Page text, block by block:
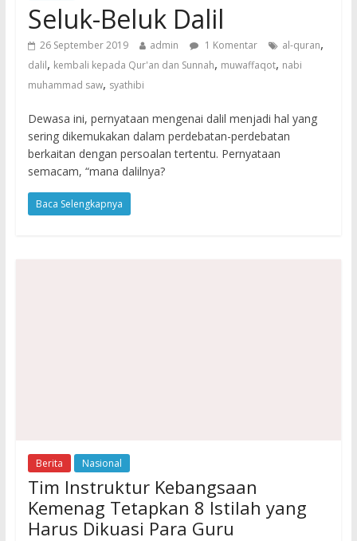
Seluk-Beluk Dalil
26 September 2019 admin 1 Komentar al-quran,
dalil, kembali kepada Qur'an dan Sunnah, muwaffaqot, nabi
muhammad saw, syathibi
Dewasa ini, pernyataan mengenai dalil menjadi hal yang
sering dikemukakan dalam perdebatan-perdebatan
berkaitan dengan persoalan tertentu. Pernyataan
semacam, “mana dalilnya?
Baca Selengkapnya
Berita Nasional
Tim Instruktur Kebangsaan
Kemenag Tetapkan 8 Istilah yang
Harus Dikuasi Para Guru